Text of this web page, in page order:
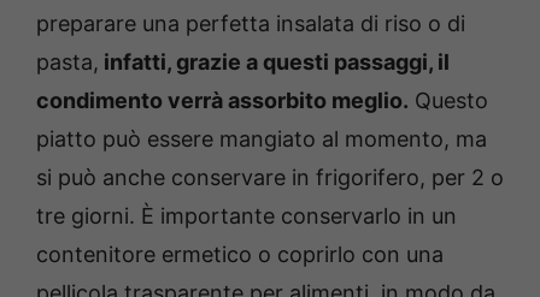
preparare una perfetta insalata di riso o di
pasta, infatti, grazie a questi passaggi, il
condimento verrà assorbito meglio. Questo
piatto può essere mangiato al momento, ma
si può anche conservare in frigorifero, per 2 o
tre giorni. È importante conservarlo in un
contenitore ermetico o coprirlo con una